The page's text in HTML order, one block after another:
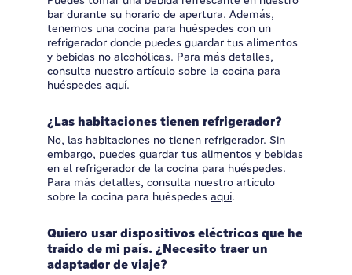
bar durante su horario de apertura. Además,
tenemos una cocina para huéspedes con un
refrigerador donde puedes guardar tus alimentos
y bebidas no alcohólicas. Para más detalles,
consulta nuestro artículo sobre la cocina para
huéspedes aquí.
¿Las habitaciones tienen refrigerador?
No, las habitaciones no tienen refrigerador. Sin
embargo, puedes guardar tus alimentos y bebidas
en el refrigerador de la cocina para huéspedes.
Para más detalles, consulta nuestro artículo
sobre la cocina para huéspedes aquí.
Quiero usar dispositivos eléctricos que he
traído de mi país. ¿Necesito traer un
adaptador de viaje?